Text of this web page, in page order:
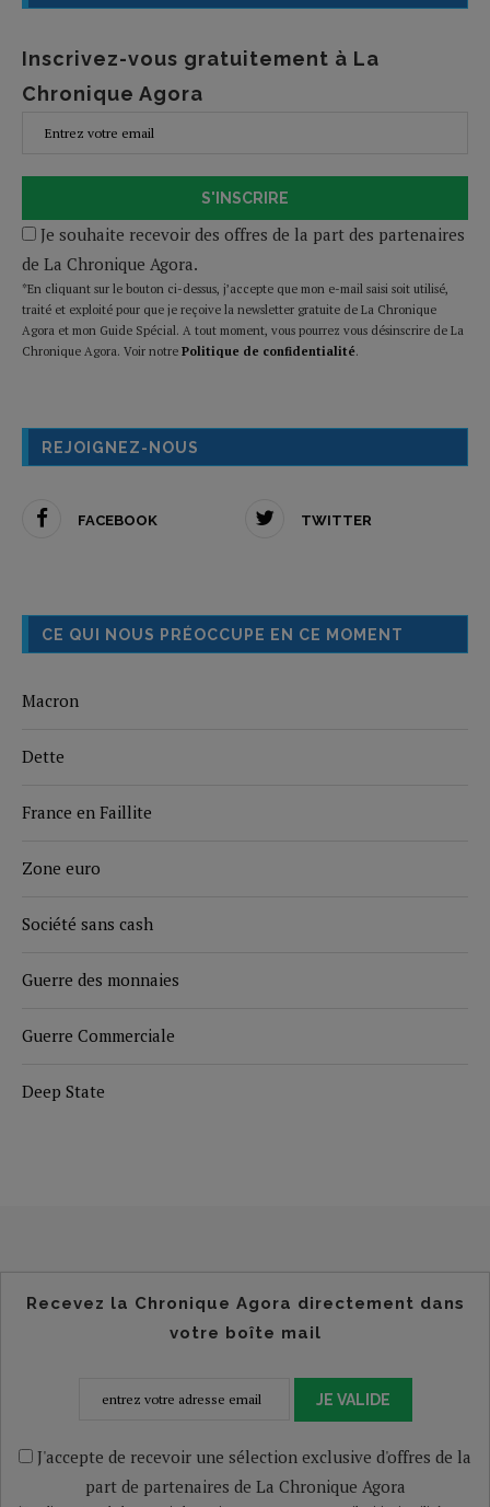
Inscrivez-vous gratuitement à La
Chronique Agora
S'INSCRIRE
Je souhaite recevoir des offres de la part des partenaires
de La Chronique Agora.
*En cliquant sur le bouton ci-dessus, j’accepte que mon e-mail saisi soit utilisé,
traité et exploité pour que je reçoive la newsletter gratuite de La Chronique
Agora et mon Guide Spécial. A tout moment, vous pourrez vous désinscrire de La
Chronique Agora. Voir notre Politique de confidentialité.
REJOIGNEZ-NOUS
FACEBOOK TWITTER
CE QUI NOUS PRÉOCCUPE EN CE MOMENT
Macron
Dette
France en Faillite
Zone euro
Société sans cash
Guerre des monnaies
Guerre Commerciale
Deep State
Recevez la Chronique Agora directement dans
votre boîte mail
JE VALIDE
J'accepte de recevoir une sélection exclusive d'offres de la
part de partenaires de La Chronique Agora